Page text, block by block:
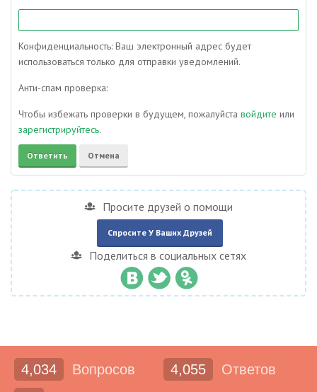
Конфиденциальность: Ваш электронный адрес будет
использоваться только для отправки уведомлений.
Анти-спам проверка:
Чтобы избежать проверки в будущем, пожалуйста войдите или
зарегистрируйтесь.
Просите друзей о помощи
Спросите У Ваших Друзей
Поделиться в социальных сетях
4,034 Вопросов 4,055
Ответов